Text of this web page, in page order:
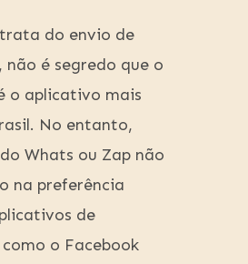
do envio de
não é segredo que o
o aplicativo mais
No entanto,
Whats ou Zap não
na preferência
de
o Facebook